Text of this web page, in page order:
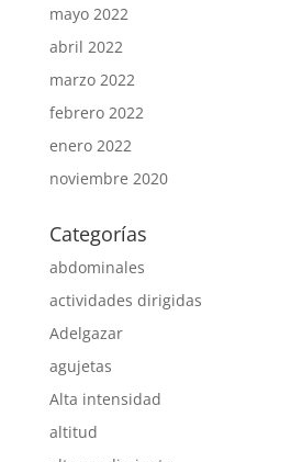
mayo 2022
abril 2022
marzo 2022
febrero 2022
enero 2022
noviembre 2020
Categorías
abdominales
actividades dirigidas
Adelgazar
agujetas
Alta intensidad
altitud